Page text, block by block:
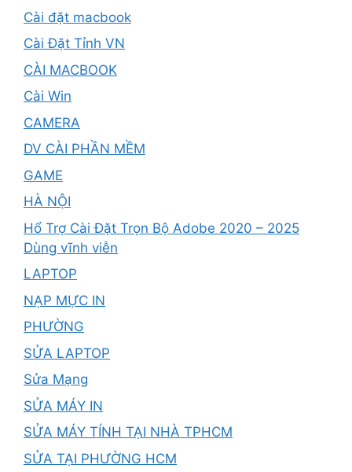
Cài đặt macbook
Cài Đặt Tỉnh VN
CÀI MACBOOK
Cài Win
CAMERA
DV CÀI PHẦN MỀM
GAME
HÀ NỘI
Hổ Trợ Cài Đặt Trọn Bộ Adobe 2020 – 2025
Dùng vĩnh viễn
LAPTOP
NẠP MỰC IN
PHƯỜNG
SỬA LAPTOP
Sửa Mạng
SỬA MÁY IN
SỬA MÁY TÍNH TẠI NHÀ TPHCM
SỬA TẠI PHƯỜNG HCM